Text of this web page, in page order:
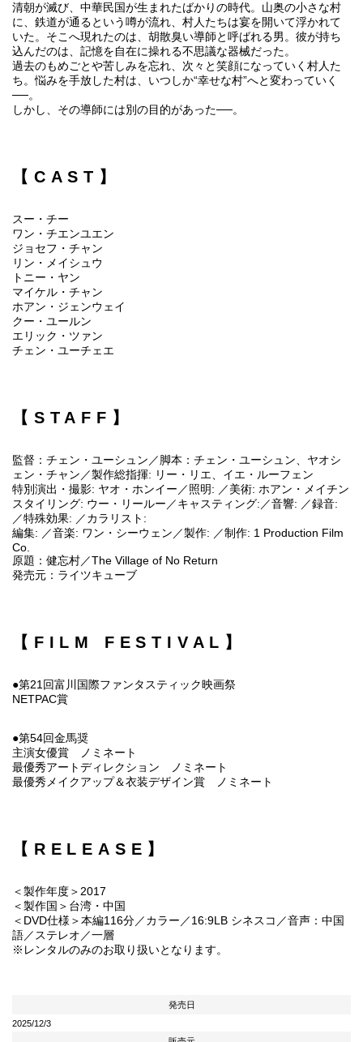
清朝が滅び、中華民国が生まれたばかりの時代。山奥の小さな村
に、鉄道が通るという噂が流れ、村人たちは宴を開いて浮かれて
いた。そこへ現れたのは、胡散臭い導師と呼ばれる男。彼が持ち
込んだのは、記憶を自在に操れる不思議な器械だった。
過去のもめごとや苦しみを忘れ、次々と笑顔になっていく村人た
ち。悩みを手放した村は、いつしか“幸せな村”へと変わっていく
──。
しかし、その導師には別の目的があった──。
【CAST】
スー・チー
ワン・チエンユエン
ジョセフ・チャン
リン・メイシュウ
トニー・ヤン
マイケル・チャン
ホアン・ジェンウェイ
クー・ユールン
エリック・ツァン
チェン・ユーチェエ
【STAFF】
監督：チェン・ユーシュン／脚本：チェン・ユーシュン、ヤオシ
ェン・チャン／製作総指揮: リー・リエ、イエ・ルーフェン
特別演出・撮影: ヤオ・ホンイー／照明: ／美術: ホアン・メイチン
スタイリング: ウー・リールー／キャスティング:／音響: ／録音:
／特殊効果: ／カラリスト:
編集: ／音楽: ワン・シーウェン／製作: ／制作: 1 Production Film
Co.
原題：健忘村／The Village of No Return
発売元：ライツキューブ
【FILM FESTIVAL】
●第21回富川国際ファンタスティック映画祭
NETPAC賞
●第54回金馬奨
主演女優賞 ノミネート
最優秀アートディレクション ノミネート
最優秀メイクアップ＆衣装デザイン賞 ノミネート
【RELEASE】
＜製作年度＞2017
＜製作国＞台湾・中国
＜DVD仕様＞本編116分／カラー／16:9LB シネスコ／音声：中国
語／ステレオ／一層
※レンタルのみのお取り扱いとなります。
発売日
2025/12/3